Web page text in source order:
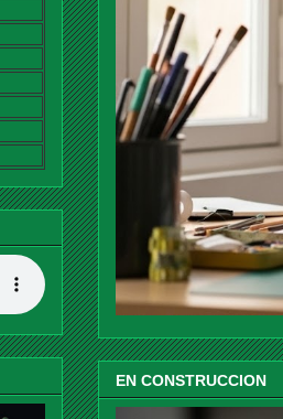
EN CONSTRUCCION